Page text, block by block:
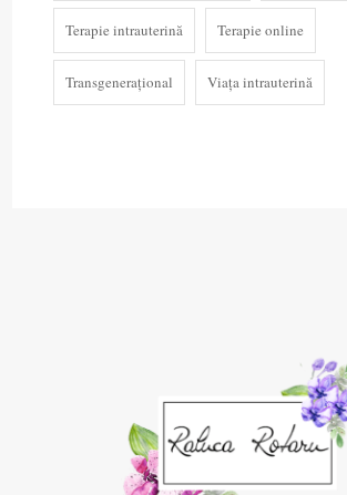
Terapie intrauterină Terapie online
Transgenerațional Viața intrauterină